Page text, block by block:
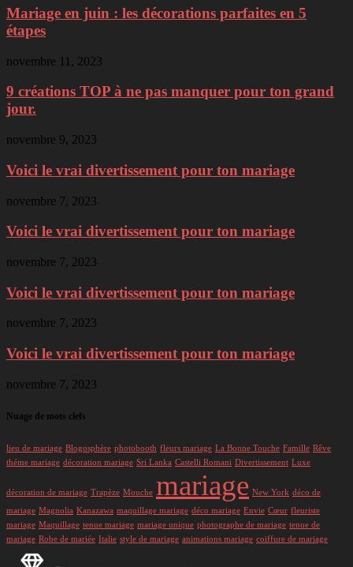
Mariage en juin : les décorations parfaites en 5
étapes
novembre 11, 2023
9 créations TOP à ne pas manquer pour ton grand
jour.
novembre 9, 2023
Voici le vrai divertissement pour ton mariage
novembre 7, 2023
Voici le vrai divertissement pour ton mariage
novembre 7, 2023
Voici le vrai divertissement pour ton mariage
novembre 7, 2023
Voici le vrai divertissement pour ton mariage
novembre 7, 2023
Nuage de mots clefs
lieu de mariage Blogosphère photobooth fleurs mariage La Bonne Touche Famille Rêve
théme mariage décoration mariage Sri Lanka Castelli Romani Divertissement Luxe
décoration de mariage Trapèze Mouche mariage New York déco de
mariage Magnolia Kanazawa maquillage mariage déco mariage Envie Cœur fleuriste
mariage Maquillage tenue mariage mariage unique photographe de mariage tenue de
mariage Robe de mariée Italie style de mariage animations mariage coiffure de mariage